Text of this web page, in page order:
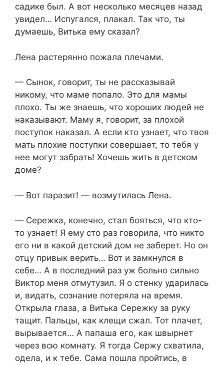
садике был. А вот несколько месяцев назад
увидел… Испугался, плакал. Так что, ты
думаешь, Витька ему сказал?
Лена растерянно пожала плечами.
— Сынок, говорит, ты не рассказывай
никому, что маме попало. Это для мамы
плохо. Ты же знаешь, что хороших людей не
наказывают. Маму я, говорит, за плохой
поступок наказал. А если кто узнает, что твоя
мать плохие поступки совершает, то тебя у
нее могут забрать! Хочешь жить в детском
доме?
— Вот паразит! — возмутилась Лена.
— Сережка, конечно, стал бояться, что кто-
то узнает! Я ему сто раз говорила, что никто
его ни в какой детский дом не заберет. Но он
отцу привык верить… Вот и замкнулся в
себе… А в последний раз уж больно сильно
Виктор меня отмутузил. Я о стенку ударилась
и, видать, сознание потеряла на время.
Открыла глаза, а Витька Сережку за руку
тащит. Пальцы, как клещи сжал. Тот плачет,
вырывается… А папаша его, как швырнет
через всю комнату. Я тогда Сержу схватила,
одела, и к тебе. Сама пошла пройтись, в